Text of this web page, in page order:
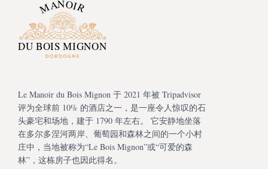
Le Manoir du Bois Mignon 于 2021 年被 Tripadvisor
评为全球前 10% 的酒店之一，是一座令人惊叹的石
头豪宅和场地，建于 1790 年左右。 它安静地坐落
在多尔多涅河两岸、葡萄园和森林之间的一个小村
庄中，当地被称为“Le Bois Mignon”或“可爱的森
林”，这栋房子也因此得名。